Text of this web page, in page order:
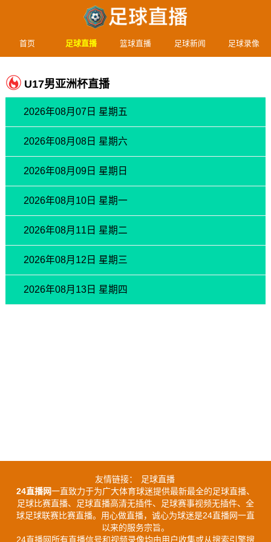
首页 足球直播 篮球直播 足球新闻 足球录像
U17男亚洲杯直播
2026年08月07日 星期五
2026年08月08日 星期六
2026年08月09日 星期日
2026年08月10日 星期一
2026年08月11日 星期二
2026年08月12日 星期三
2026年08月13日 星期四
友情链接：
足球直播
24直播网一直致力于为广大体育球迷提供最新最全的足球直播、
足球比赛直播、足球直播高清无插件、足球赛事视频无插件、全
球足球联赛比赛直播。用心做直播，诚心为球迷是24直播网一直
以来的服务宗旨。
24直播网所有直播信号和视频录像均由用户收集或从搜索引擎搜